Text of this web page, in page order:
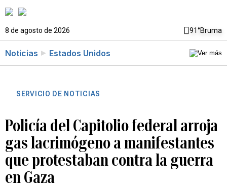
8 de agosto de 2026 91°Bruma
Noticias Estados Unidos
SERVICIO DE NOTICIAS
Policía del Capitolio federal arroja
gas lacrimógeno a manifestantes
que protestaban contra la guerra
en Gaza